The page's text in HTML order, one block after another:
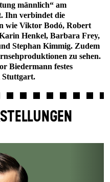
männlich“ am
Ihn verbindet die
wie Viktor Bodó, Robert
Henkel, Barbara Frey,
Stephan Kimmig. Zudem
zu sehen.
Biedermann festes
Stuttgart.